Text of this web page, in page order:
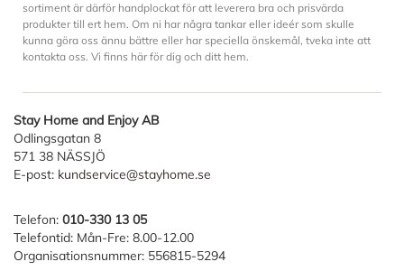
sortiment är därför handplockat för att leverera bra och prisvärda
produkter till ert hem. Om ni har några tankar eller ideér som skulle
kunna göra oss ännu bättre eller har speciella önskemål, tveka inte att
kontakta oss. Vi finns här för dig och ditt hem.
Stay Home and Enjoy AB
Odlingsgatan 8
571 38 NÄSSJÖ
E-post: kundservice@stayhome.se
Telefon: 010-330 13 05
Telefontid: Mån-Fre: 8.00-12.00
Organisationsnummer: 556815-5294